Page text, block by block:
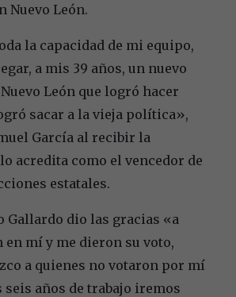
Nuevo León.
la capacidad de mi equipo,
a mis 39 años, un nuevo
León que logró hacer
sacar a la vieja política»,
García al recibir la
acredita como el vencedor de
estatales.
Gallardo dio las gracias «a
en mí y me dieron su voto,
a quienes no votaron por mí
seis años de trabajo iremos